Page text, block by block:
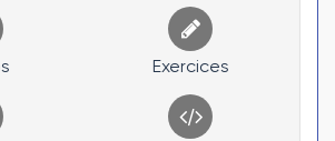
Exercices